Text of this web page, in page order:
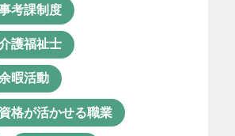
プロジェクト
ポコ ユニポス
ーション
採用
考課制度
護福祉士
暇活動
格が活かせる職業